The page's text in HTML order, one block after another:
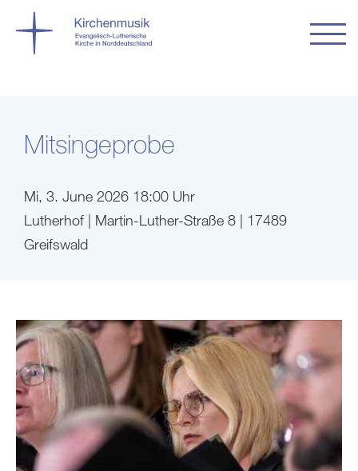
Mitsingeprobe
Mi, 3. June 2026 18:00 Uhr
Lutherhof | Martin-Luther-Straße 8 | 17489
Greifswald